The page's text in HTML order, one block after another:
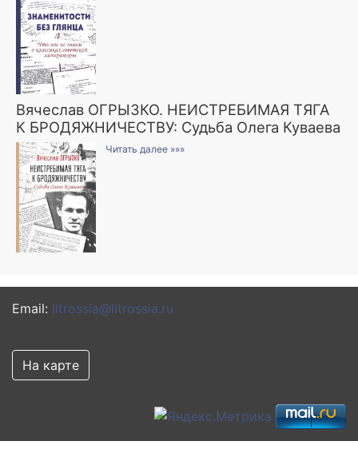
Вячеслав ОГРЫЗКО. НЕИСТРЕБИМАЯ ТЯГА
К БРОДЯЖНИЧЕСТВУ: Судьба Олега Куваева
Читать далее »»»
Email: litrossia@litrossia.ru
На карте